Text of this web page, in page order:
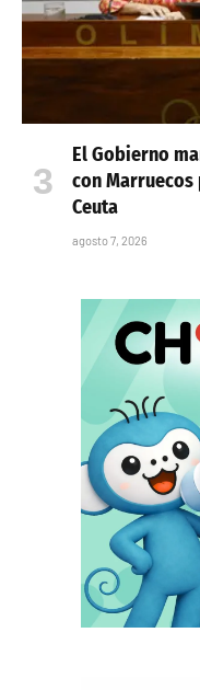
El Gobierno
con
Ceuta
agosto 7, 2026